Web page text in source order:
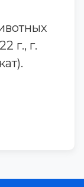
г., г.